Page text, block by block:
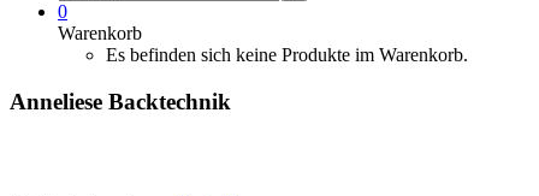
0
Warenkorb
Es befinden sich keine Produkte im Warenkorb.
Anneliese Backtechnik